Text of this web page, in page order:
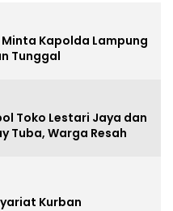
Kapolda Lampung
Tunggal
Toko Lestari Jaya dan
Tuba, Warga Resah
Kurban